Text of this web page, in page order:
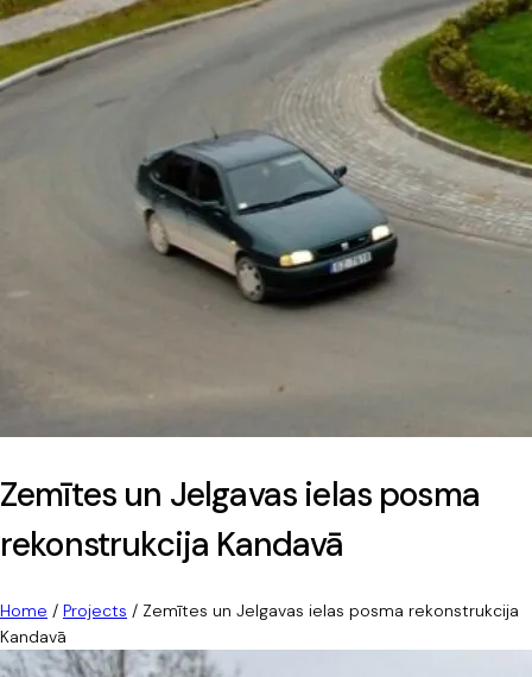
Zemītes un Jelgavas ielas posma
rekonstrukcija Kandavā
Home / Projects / Zemītes un Jelgavas ielas posma rekonstrukcija
Kandavā